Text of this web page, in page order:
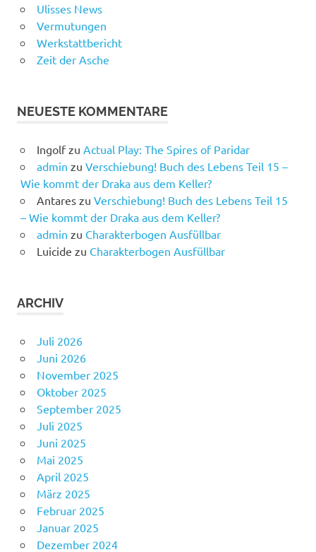
Ulisses News
Vermutungen
Werkstattbericht
Zeit der Asche
NEUESTE KOMMENTARE
Ingolfzu Actual Play: The Spires of Paridar
admin zu Verschiebung! Buch des Lebens Teil 15 –
Wie kommt der Draka aus dem Keller?
Antareszu Verschiebung! Buch des Lebens Teil 15
– Wie kommt der Draka aus dem Keller?
admin zu Charakterbogen Ausfüllbar
Luicide zu Charakterbogen Ausfüllbar
ARCHIV
Juli 2026
Juni 2026
November 2025
Oktober 2025
September 2025
Juli 2025
Juni 2025
Mai 2025
April 2025
März 2025
Februar 2025
Januar 2025
Dezember 2024